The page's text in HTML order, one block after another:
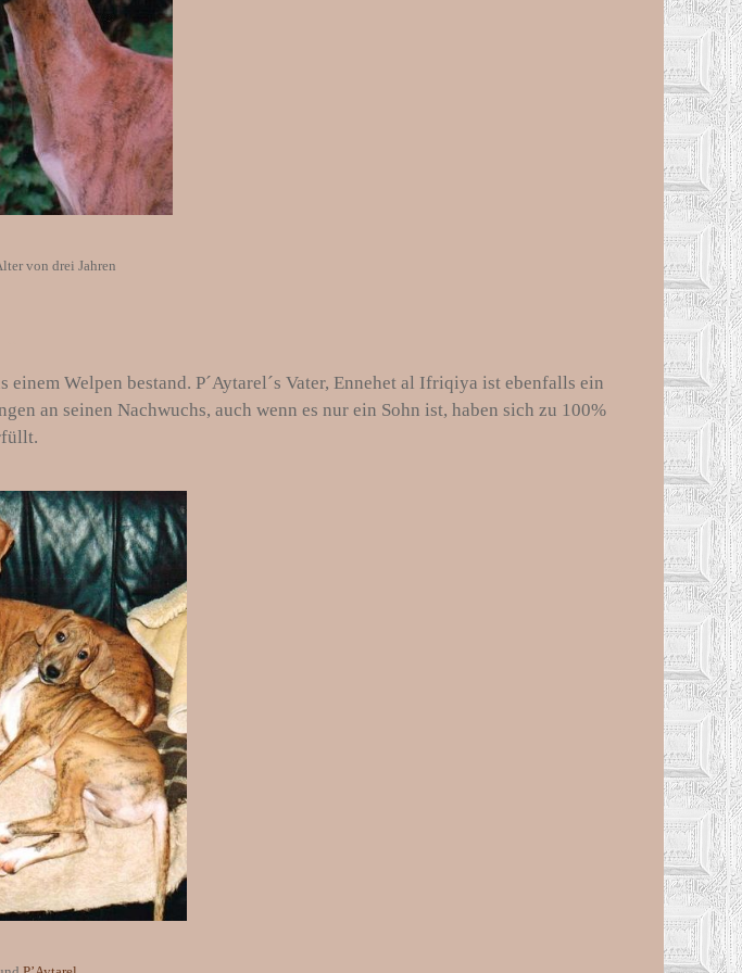
von drei Jahren
Welpen bestand. P´Aytarel´s Vater, Ennehet al Ifriqiya ist ebenfalls ein
an seinen Nachwuchs, auch wenn es nur ein Sohn ist, haben sich zu 100%